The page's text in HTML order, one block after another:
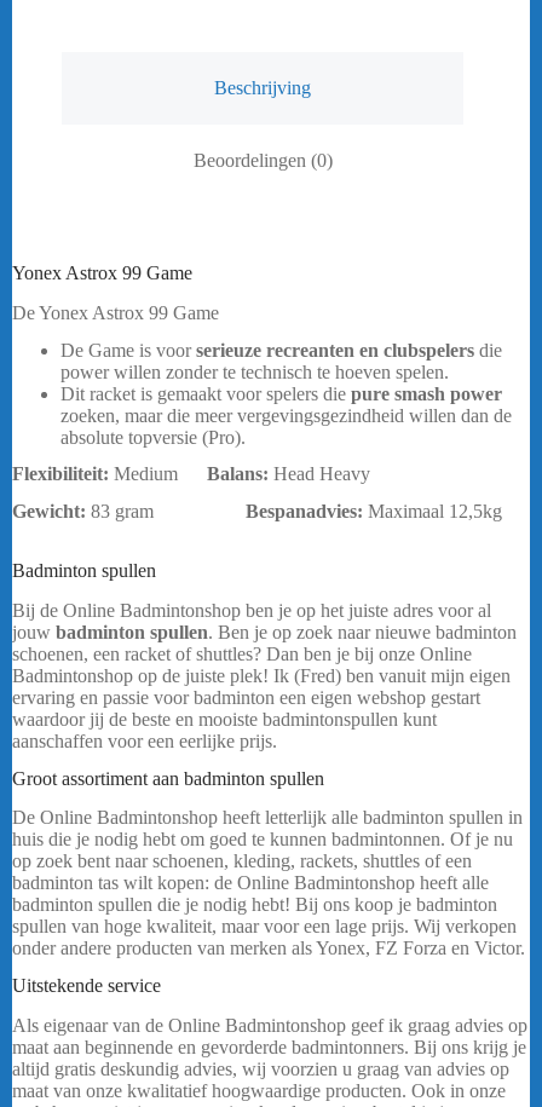
Beschrijving
Beoordelingen (0)
Yonex Astrox 99 Game
De Yonex Astrox 99 Game
De Game is voorserieuze recreanten en clubspelers die
power willen zonder te technisch te hoeven spelen.
Dit racket is gemaakt voor spelers die pure smash power
zoeken, maar die meer vergevingsgezindheid willen dan de
absolute topversie (Pro).
Flexibiliteit: Medium Balans: Head Heavy
Gewicht: 83 gram Bespanadvies: Maximaal 12,5kg
Badminton spullen
Bij de Online Badmintonshop ben je op het juiste adres voor al
jouw badminton spullen. Ben je op zoek naar nieuwe badminton
schoenen, een racket of shuttles? Dan ben je bij onze Online
Badmintonshop op de juiste plek! Ik (Fred) ben vanuit mijn eigen
ervaring en passie voor badminton een eigen webshop gestart
waardoor jij de beste en mooiste badmintonspullen kunt
aanschaffen voor een eerlijke prijs.
Groot assortiment aan badminton spullen
De Online Badmintonshop heeft letterlijk alle badminton spullen in
huis die je nodig hebt om goed te kunnen badmintonnen. Of je nu
op zoek bent naar schoenen, kleding, rackets, shuttles of een
badminton tas wilt kopen: de Online Badmintonshop heeft alle
badminton spullen die je nodig hebt! Bij ons koop je badminton
spullen van hoge kwaliteit, maar voor een lage prijs. Wij verkopen
onder andere producten van merken als Yonex, FZ Forza en Victor.
Uitstekende service
Als eigenaar van de Online Badmintonshop geef ik graag advies op
maat aan beginnende en gevorderde badmintonners. Bij ons krijg je
altijd gratis deskundig advies, wij voorzien u graag van advies op
maat van onze kwalitatief hoogwaardige producten. Ook in onze